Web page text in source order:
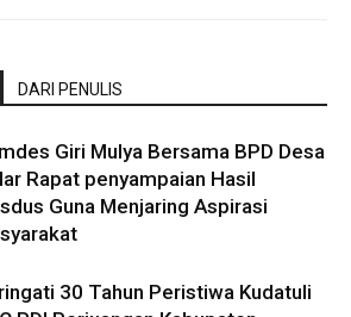
DARI PENULIS
Giri Mulya Bersama BPD Desa
Rapat penyampaian Hasil
Guna Menjaring Aspirasi
30 Tahun Peristiwa Kudatuli